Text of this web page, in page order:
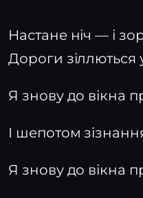
Настане ніч — і
Дороги зіллються
Я знову до вікна
І шепотом
Я знову до вікна